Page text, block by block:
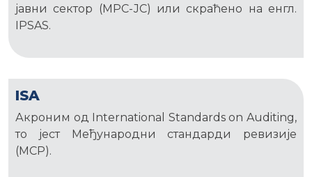
јавни сектор (МРС-ЈС) или скраћено на енгл.
IPSAS.
ISA
Акроним од International Standards on Auditing,
то јест Међународни стандарди ревизије
(МСР).